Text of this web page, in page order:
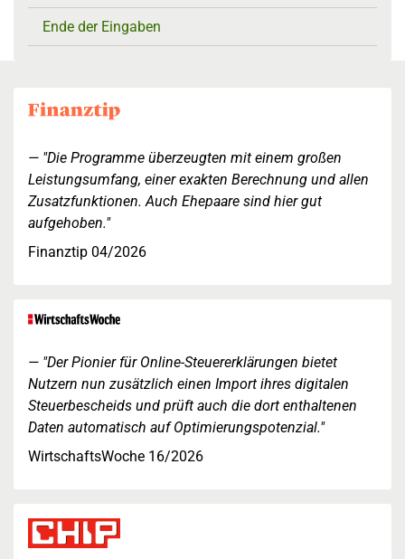
Ende der Eingaben
"Die Programme überzeugten mit einem großen
Leistungsumfang, einer exakten Berechnung und allen
Zusatzfunktionen. Auch Ehepaare sind hier gut
aufgehoben."
Finanztip 04/2026
"Der Pionier für Online-Steuererklärungen bietet
Nutzern nun zusätzlich einen Import ihres digitalen
Steuerbescheids und prüft auch die dort enthaltenen
Daten automatisch auf Optimierungspotenzial."
WirtschaftsWoche 16/2026